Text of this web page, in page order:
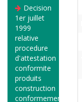
Decision
1er juillet
1999
relative
procedure
d'attestation
conformite
produits
construction
conformement